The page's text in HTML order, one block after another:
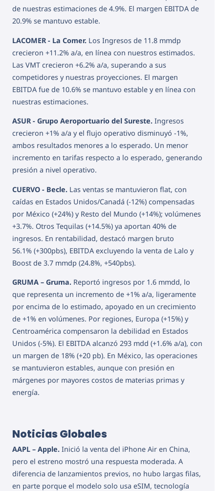
de nuestras estimaciones de 4.9%. El margen EBITDA de
20.9% se mantuvo estable.
LACOMER - La Comer. Los Ingresos de 11.8 mmdp
crecieron +11.2% a/a, en línea con nuestros estimados.
Las VMT crecieron +6.2% a/a, superando a sus
competidores y nuestras proyecciones. El margen
EBITDA fue de 10.6% se mantuvo estable y en línea con
nuestras estimaciones.
ASUR - Grupo Aeroportuario del Sureste. Ingresos
crecieron +1% a/a y el flujo operativo disminuyó -1%,
ambos resultados menores a lo esperado. Un menor
incremento en tarifas respecto a lo esperado, generando
presión a nivel operativo.
CUERVO - Becle. Las ventas se mantuvieron flat, con
caídas en Estados Unidos/Canadá (-12%) compensadas
por México (+24%) y Resto del Mundo (+14%); volúmenes
+3.7%. Otros Tequilas (+14.5%) ya aportan 40% de
ingresos. En rentabilidad, destacó margen bruto
56.1% (+300pbs), EBITDA excluyendo la venta de Lalo y
Boost de 3.7 mmdp (24.8%, +540pbs).
GRUMA – Gruma. Reportó ingresos por 1.6 mmdd, lo
que representa un incremento de +1% a/a, ligeramente
por encima de lo estimado, apoyado en un crecimiento
de +1% en volúmenes. Por regiones, Europa (+15%) y
Centroamérica compensaron la debilidad en Estados
Unidos (-5%). El EBITDA alcanzó 293 mdd (+1.6% a/a), con
un margen de 18% (+20 pb). En México, las operaciones
se mantuvieron estables, aunque con presión en
márgenes por mayores costos de materias primas y
energía.
Noticias Globales
AAPL – Apple. Inició la venta del iPhone Air en China,
pero el estreno mostró una respuesta moderada. A
diferencia de lanzamientos previos, no hubo largas filas,
en parte porque el modelo solo usa eSIM, tecnología